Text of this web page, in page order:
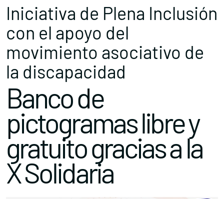
Iniciativa de Plena Inclusión
con el apoyo del
movimiento asociativo de
la discapacidad
Banco de
pictogramas libre y
gratuito gracias a la
X Solidaria